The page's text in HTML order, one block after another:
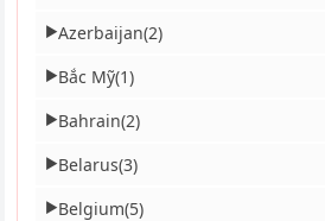
▶Azerbaijan(2)
▶Bắc Mỹ(1)
▶Bahrain(2)
▶Belarus(3)
▶Belgium(5)